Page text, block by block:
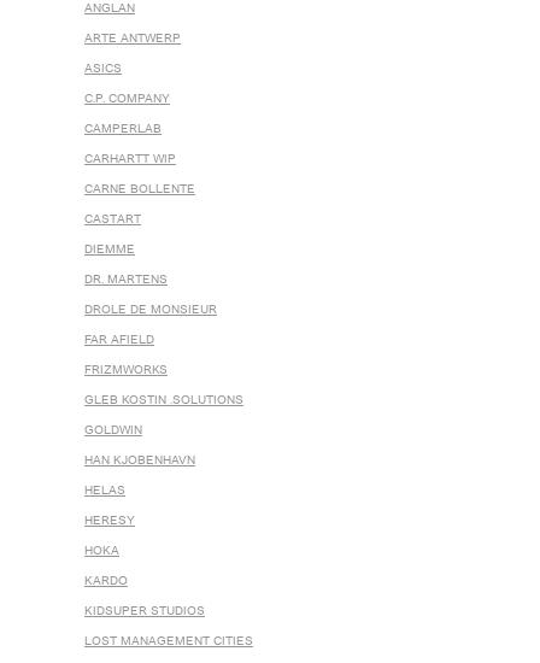
ANGLAN
ARTE ANTWERP
ASICS
C.P. COMPANY
CAMPERLAB
CARHARTT WIP
CARNE BOLLENTE
CASTART
DIEMME
DR. MARTENS
DROLE DE MONSIEUR
FAR AFIELD
FRIZMWORKS
GLEB KOSTIN .SOLUTIONS
GOLDWIN
HAN KJOBENHAVN
HELAS
HERESY
HOKA
KARDO
KIDSUPER STUDIOS
LOST MANAGEMENT CITIES